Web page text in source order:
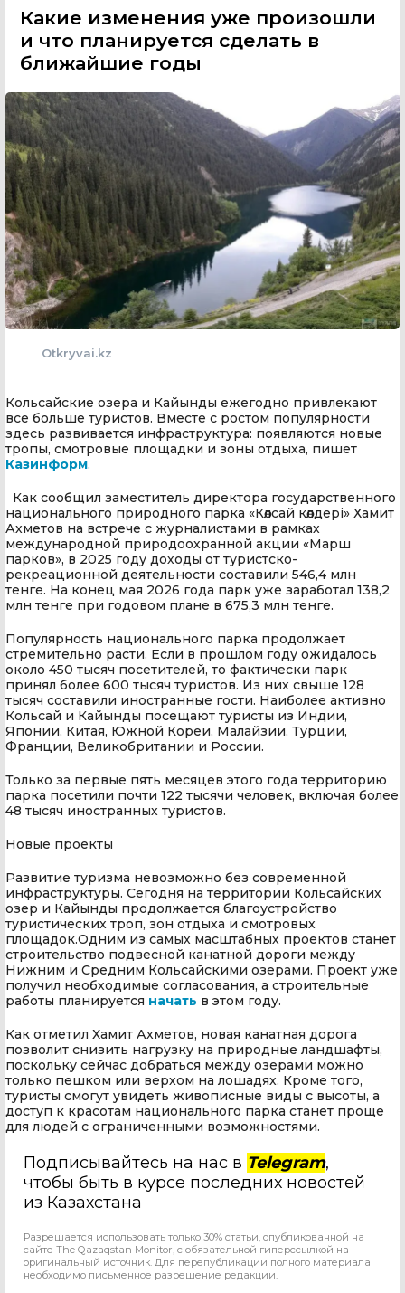
Какие изменения уже произошли
и что планируется сделать в
ближайшие годы
Otkryvai.kz
Кольсайские озера и Кайынды ежегодно привлекают
все больше туристов. Вместе с ростом популярности
здесь развивается инфраструктура: появляются новые
тропы, смотровые площадки и зоны отдыха, пишет
Казинформ.
Как сообщил заместитель директора государственного
национального природного парка «Көлсай көлдері» Хамит
Ахметов на встрече с журналистами в рамках
международной природоохранной акции «Марш
парков», в 2025 году доходы от туристско-
рекреационной деятельности составили 546,4 млн
тенге. На конец мая 2026 года парк уже заработал 138,2
млн тенге при годовом плане в 675,3 млн тенге.
Популярность национального парка продолжает
стремительно расти. Если в прошлом году ожидалось
около 450 тысяч посетителей, то фактически парк
принял более 600 тысяч туристов. Из них свыше 128
тысяч составили иностранные гости. Наиболее активно
Кольсай и Кайынды посещают туристы из Индии,
Японии, Китая, Южной Кореи, Малайзии, Турции,
Франции, Великобритании и России.
Только за первые пять месяцев этого года территорию
парка посетили почти 122 тысячи человек, включая более
48 тысяч иностранных туристов.
Новые проекты
Развитие туризма невозможно без современной
инфраструктуры. Сегодня на территории Кольсайских
озер и Кайынды продолжается благоустройство
туристических троп, зон отдыха и смотровых
площадок.Одним из самых масштабных проектов станет
строительство подвесной канатной дороги между
Нижним и Средним Кольсайскими озерами. Проект уже
получил необходимые согласования, а строительные
работы планируется начать в этом году.
Как отметил Хамит Ахметов, новая канатная дорога
позволит снизить нагрузку на природные ландшафты,
поскольку сейчас добраться между озерами можно
только пешком или верхом на лошадях. Кроме того,
туристы смогут увидеть живописные виды с высоты, а
доступ к красотам национального парка станет проще
для людей с ограниченными возможностями.
Подписывайтесь на нас в Telegram,
чтобы быть в курсе последних новостей
из Казахстана
Разрешается использовать только 30% статьи, опубликованной на
сайте The Qazaqstan Monitor, с обязательной гиперссылкой на
оригинальный источник. Для перепубликации полного материала
необходимо письменное разрешение редакции.